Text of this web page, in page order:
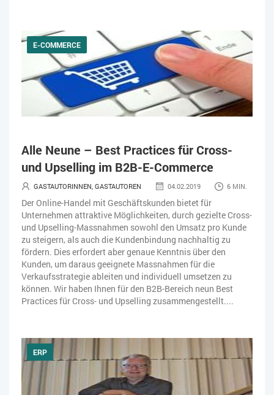
E-COMMERCE
Alle Neune – Best Practices für Cross-
und Upselling im B2B-E-Commerce
GASTAUTORINNEN, GASTAUTOREN 04.02.2019 6 MIN.
Der Online-Handel mit Geschäftskunden bietet für
Unternehmen attraktive Möglichkeiten, durch gezielte Cross-
und Upselling-Massnahmen sowohl den Umsatz pro Kunde
zu steigern, als auch die Kundenbindung nachhaltig zu
fördern. Dies erfordert aber genaue Kenntnis über den
Kunden, um daraus geeignete Massnahmen für die
Verkaufsstrategie ableiten und individuell umsetzen zu
können. Wir haben Ihnen für den B2B-Bereich neun Best
Practices für Cross- und Upselling zusammengestellt....
ERP